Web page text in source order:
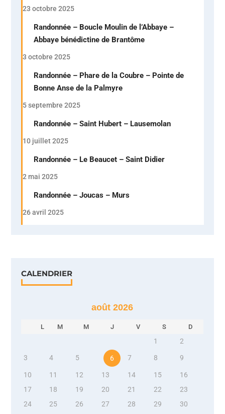
23 octobre 2025
Randonnée – Boucle Moulin de l’Abbaye –
Abbaye bénédictine de Brantôme
3 octobre 2025
Randonnée – Phare de la Coubre – Pointe de
Bonne Anse de la Palmyre
5 septembre 2025
Randonnée – Saint Hubert – Lausemolan
10 juillet 2025
Randonnée – Le Beaucet – Saint Didier
2 mai 2025
Randonnée – Joucas – Murs
26 avril 2025
CALENDRIER
août 2026
L M M J V S D
1 2
3 4 5 6 7 8 9
10 11 12 13 14 15
16
17
18 19 20 21 22
23
24
25 26 27 28 29
30